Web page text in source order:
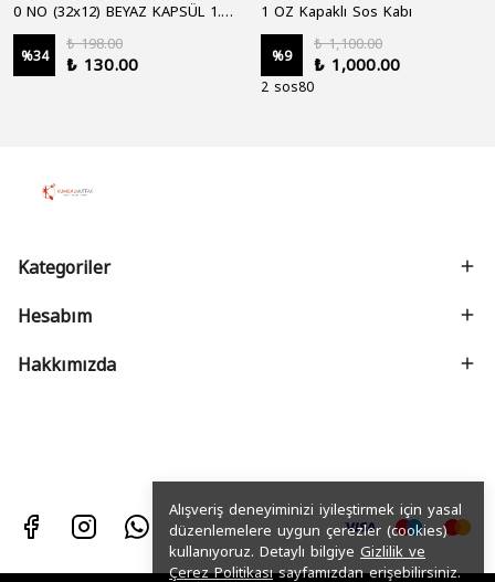
Alışveriş deneyiminizi iyileştirmek için yasal
düzenlemelere uygun çerezler (cookies)
kullanıyoruz. Detaylı bilgiye Gizlilik ve
Çerez Politikasısayfamızdan erişebilirsiniz.
%34
₺ 198.00
₺ 130.00
1 OZ Kapaklı Sos Kabı
%9
₺ 1,100.00
₺ 1,000.00
2 sos80
Kategoriler
Hesabım
Hakkımızda